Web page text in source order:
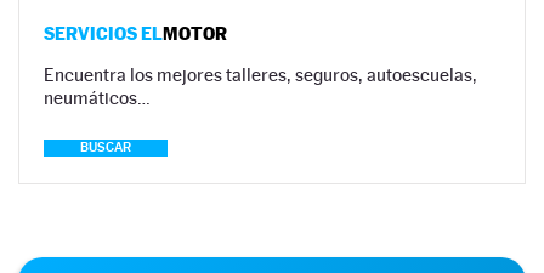
SERVICIOS ELMOTOR
Encuentra los mejores talleres, seguros, autoescuelas,
neumáticos…
BUSCAR